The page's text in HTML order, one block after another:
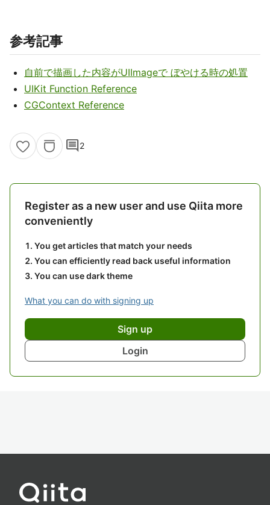
参考記事
自前で描画した内容がUIImageで ぼやける時の処置
UIKit Function Reference
CGContext Reference
comment2
Register as a new user and use Qiita more
conveniently
You get articles that match your needs
You can efficiently read back useful information
You can use dark theme
What you can do with signing up
Sign up
Login